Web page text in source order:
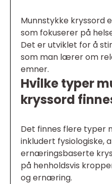
Munnstykke kryssord
som fokuserer på
Det er utviklet for å
som man lærer om
emner.
Hvilke typer
kryssord
Det finnes flere typer
inkludert fysiologiske,
ernæringsbaserte
på henholdsvis
og ernæring.